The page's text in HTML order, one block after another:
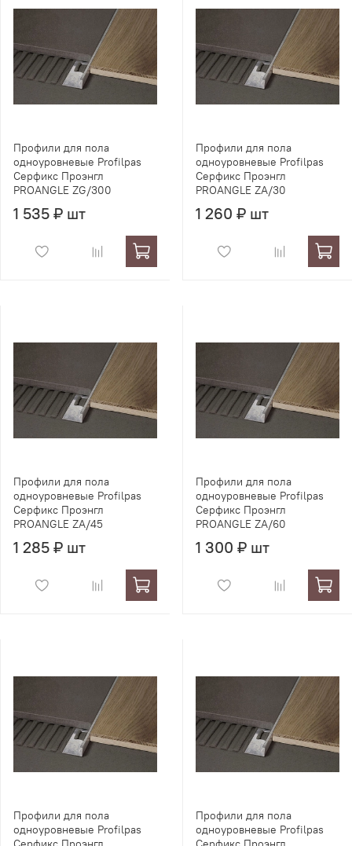
Профили для пола
одноуровневые Profilpas
Серфикс Проэнгл
PROANGLE ZG/300
1 535 ₽ шт
Профили для пола
одноуровневые Profilpas
Серфикс Проэнгл
PROANGLE ZA/30
1 260 ₽ шт
Профили для пола
одноуровневые Profilpas
Серфикс Проэнгл
PROANGLE ZA/45
1 285 ₽ шт
Профили для пола
одноуровневые Profilpas
Серфикс Проэнгл
PROANGLE ZA/60
1 300 ₽ шт
Профили для пола
одноуровневые Profilpas
Профили для пола
одноуровневые Profilpas